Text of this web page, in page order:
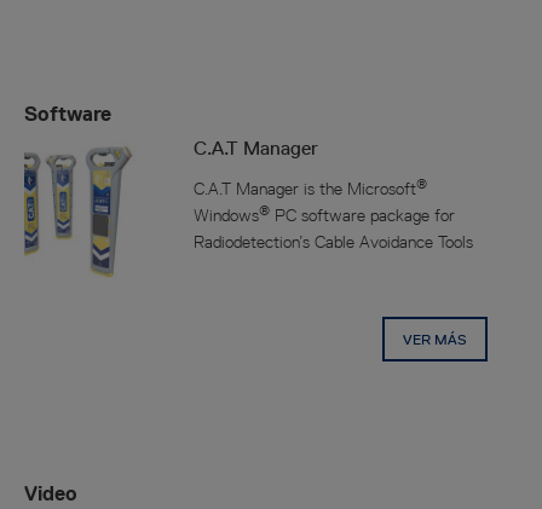
Software
C.A.T Manager
C.A.T Manager is the Microsoft®
Windows® PC software package for
Radiodetection’s Cable Avoidance Tools
VER MÁS
Video